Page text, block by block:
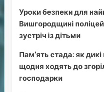
Уроки безпеки для
Вишгородщині
зустріч із дітьми
Пам’ять стада: як
щодня ходять до
господарки